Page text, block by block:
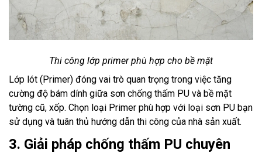
Thi công lớp primer phù hợp cho bề mặt
Lớp lót (Primer) đóng vai trò quan trọng trong việc tăng
cường độ bám dính giữa sơn chống thấm PU và bề mặt
tường cũ, xốp. Chọn loại Primer phù hợp với loại sơn PU bạn
sử dụng và tuân thủ hướng dẫn thi công của nhà sản xuất.
3. Giải pháp chống thấm PU chuyên